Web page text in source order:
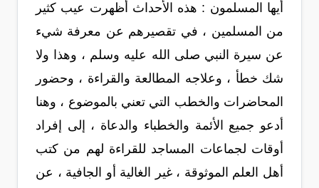
أيها المسلمون : هذه الأحداث أظهرت عيب كثير
من المسلمين ، في تقصيرهم عن معرفة شيء
عن سيرة النبي صلى الله عليه وسلم ، وهذا ولا
شك خطأ ، وعلاجه المطالعة والقراءة ، وحضور
المحاضرات والخطب التي تعني بالموضوع ، وهنا
أدعو جميع الأئمة والخطباء والدعاة ، إلى إفراد
أوقات لجماعات المساجد للقراءة لهم من كتب
أهل العلم الموثوقة ، غير الغالية أو الجافية ، عن